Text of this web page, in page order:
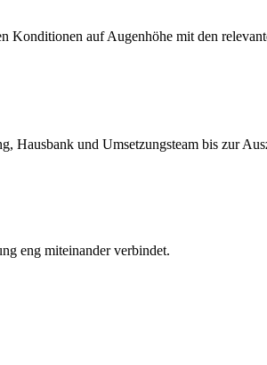
Konditionen auf Augenhöhe mit den
Hausbank und Umsetzungsteam bis zur
eng miteinander verbindet.